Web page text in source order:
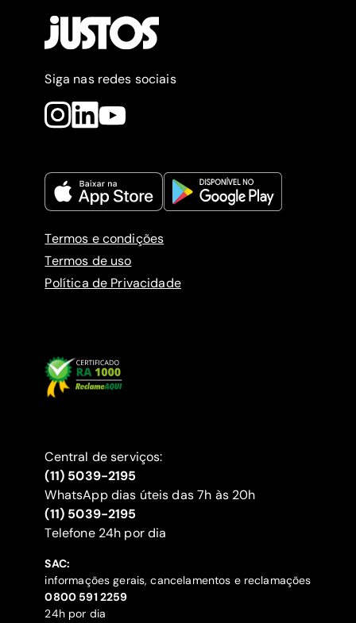
Siga nas redes sociais
Termos e condições
Termos de uso
Política de Privacidade
Central de serviços:
(11) 5039-2195
WhatsApp dias úteis das 7h às 20h
(11) 5039-2195
‍Telefone 24h por dia
SAC:
informações gerais, cancelamentos e reclamações
‍0800 591 2259
24h por dia